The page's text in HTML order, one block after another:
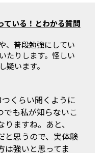
ている！とわかる質問
、普段勉強にしてい
たりします。怪しい
疑います。
くらい聞くように
でも私が知らないこ
ますね。あと、
と思うので、実体験
は強いと思ってま